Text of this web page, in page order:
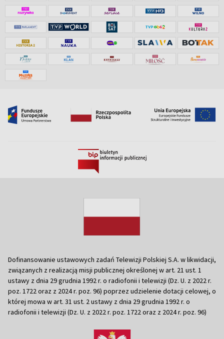
Dofinansowanie ustawowych zadań Telewizji Polskiej S.A. w likwidacji,
związanych z realizacją misji publicznej określonej w art. 21 ust. 1
ustawy z dnia 29 grudnia 1992 r. o radiofonii i telewizji (Dz. U. z 2022 r.
poz. 1722 oraz z 2024 r. poz. 96) poprzez udzielenie dotacji celowej, o
której mowa w art. 31 ust. 2 ustawy z dnia 29 grudnia 1992 r. o
radiofonii i telewizji (Dz. U. z 2022 r. poz. 1722 oraz z 2024 r. poz. 96)